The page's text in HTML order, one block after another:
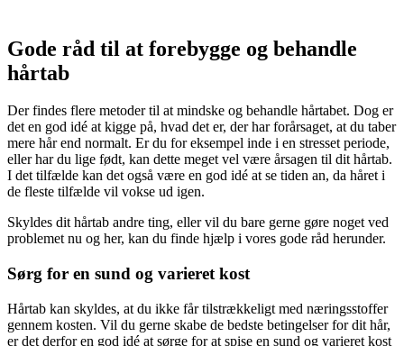
Gode råd til at forebygge og behandle
hårtab
Der findes flere metoder til at mindske og behandle hårtabet. Dog er
det en god idé at kigge på, hvad det er, der har forårsaget, at du taber
mere hår end normalt. Er du for eksempel inde i en stresset periode,
eller har du lige født, kan dette meget vel være årsagen til dit hårtab.
I det tilfælde kan det også være en god idé at se tiden an, da håret i
de fleste tilfælde vil vokse ud igen.
Skyldes dit hårtab andre ting, eller vil du bare gerne gøre noget ved
problemet nu og her, kan du finde hjælp i vores gode råd herunder.
Sørg for en sund og varieret kost
Hårtab kan skyldes, at du ikke får tilstrækkeligt med næringsstoffer
gennem kosten. Vil du gerne skabe de bedste betingelser for dit hår,
er det derfor en god idé at sørge for at spise en sund og varieret kost